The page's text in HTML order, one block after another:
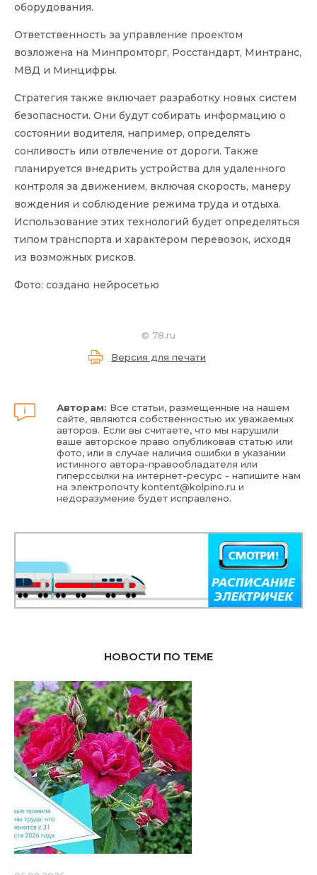
оборудования.
Ответственность за управление проектом
возложена на Минпромторг, Росстандарт, Минтранс,
МВД и Минцифры.
Стратегия также включает разработку новых систем
безопасности. Они будут собирать информацию о
состоянии водителя, например, определять
сонливость или отвлечение от дороги. Также
планируется внедрить устройства для удаленного
контроля за движением, включая скорость, манеру
вождения и соблюдение режима труда и отдыха.
Использование этих технологий будет определяться
типом транспорта и характером перевозок, исходя
из возможных рисков.
Фото: создано нейросетью
© 78.ru
Версия для печати
Авторам: Все статьи, размещенные на нашем
сайте, являются собственностью их уважаемых
авторов. Если вы считаете, что мы нарушили
ваше авторское право опубликовав статью или
фото, или в случае наличия ошибки в указании
истинного автора-правообладателя или
гиперссылки на интернет-ресурс - напишите нам
на электропочтуkontent@kolpino.ru и
недоразумение будет исправлено.
НОВОСТИ ПО ТЕМЕ